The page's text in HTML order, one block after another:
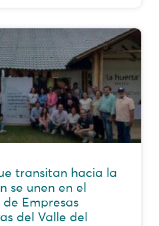
transitan hacia la
se unen en el
Empresas
del Valle del